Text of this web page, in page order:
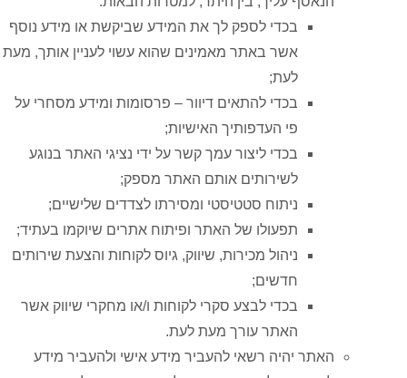
בכדי לספק לך את המידע שביקשת או מידע נוסף
אשר באתר מאמינים שהוא עשוי לעניין אותך, מעת
לעת;
בכדי להתאים דיוור – פרסומות ומידע מסחרי על
פי העדפותיך האישיות;
בכדי ליצור עמך קשר על ידי נציגי האתר בנוגע
לשירותים אותם האתר מספק;
ניתוח סטטיסטי ומסירתו לצדדים שלישיים;
תפעולו של האתר ופיתוח אתרים שיוקמו בעתיד;
ניהול מכירות, שיווק, גיוס לקוחות והצעת שירותים
חדשים;
בכדי לבצע סקרי לקוחות ו/או מחקרי שיווק אשר
האתר עורך מעת לעת.
האתר יהיה רשאי להעביר מידע אישי ולהעביר מידע